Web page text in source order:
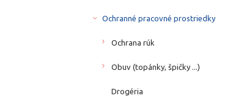
Ochranné pracovné prostriedky
Ochrana rúk
Obuv (topánky, špičky ...)
Drogéria